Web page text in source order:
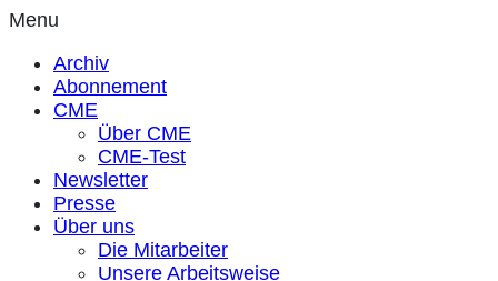
Menu
Archiv
Abonnement
CME
Über CME
CME-Test
Newsletter
Presse
Über uns
Die Mitarbeiter
Unsere Arbeitsweise